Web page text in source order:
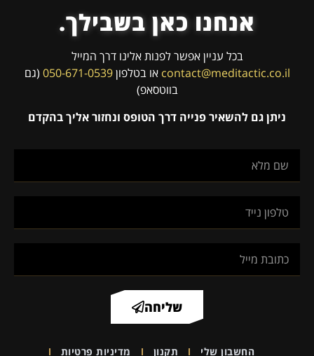
אנחנו כאן בשבילך.
בכל עניין אפשר לפנות אלינו דרך המייל
contact@meditactic.co.il או בטלפון050-671-0539 (גם
בווטסאפ)
ניתן גם להשאיר פנייה דרך הטופס ונחזור אליך בהקדם
שליחה
החשבון שלי תקנון מדיניות פרטיות